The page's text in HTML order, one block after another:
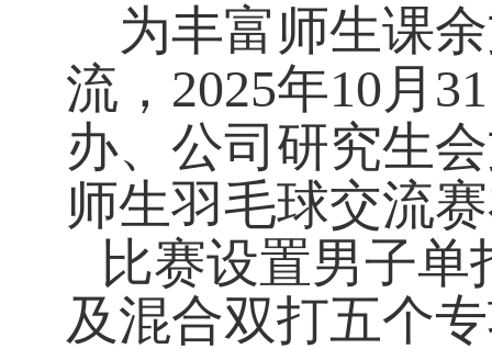
为丰富师生课余
流， 2025年10月 31
办、公司研究生
师生羽毛球交流
比赛设置男子
及混合双打五个